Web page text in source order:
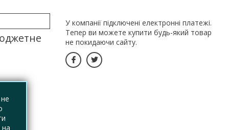
У компанії підключені електронні платежі.
Тепер ви можете купити будь-який товар
не покидаючи сайту.